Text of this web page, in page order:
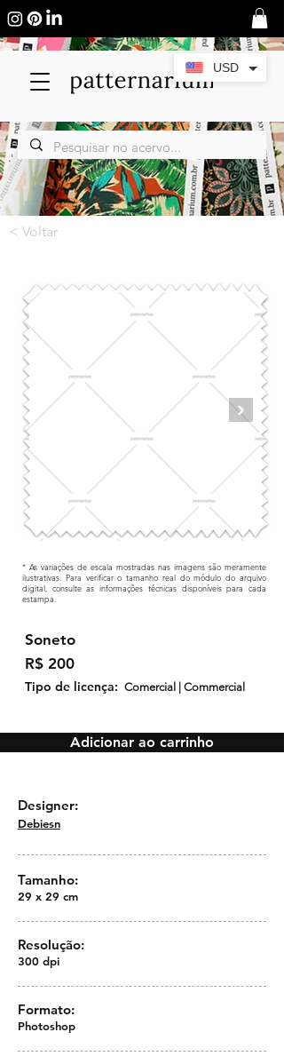
< Voltar
* As variações de escala mostradas nas imagens são meramente
ilustrativas. Para verificar o tamanho real do módulo do arquivo
digital, consulte as informações técnicas disponíveis para cada
estampa.
Soneto
R$ 200
Tipo de licença: Comercial | Commercial
Adicionar ao carrinho
Designer:
Debiesn
Tamanho:
29 x 29 cm
Resolução:
300 dpi
Formato:
Photoshop
USD